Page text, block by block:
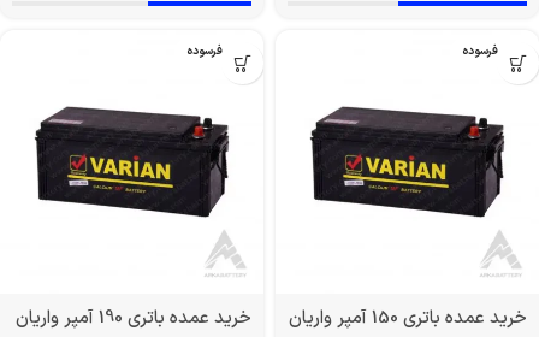
بدون فرسوده
خرید عمده باتری 150 آمپر واریان
بدون فرسوده
خرید عمده باتری 190 آمپر واریان